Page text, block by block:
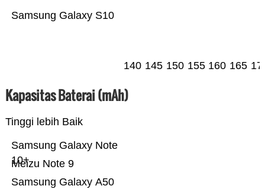
Samsung Galaxy S10
140 145 150 155 160 165
Kapasitas Baterai (mAh)
Tinggi lebih Baik
Samsung Galaxy A50
Meizu Note 9
Samsung Galaxy Note
10+